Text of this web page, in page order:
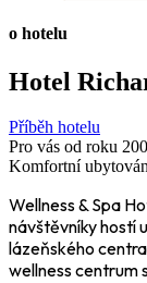
o hotelu
Hotel
Příběh hotelu
Pro vás od roku
Komfortní
Wellness & Spa
návštěvníky hostí
lázeňského
wellness centrum